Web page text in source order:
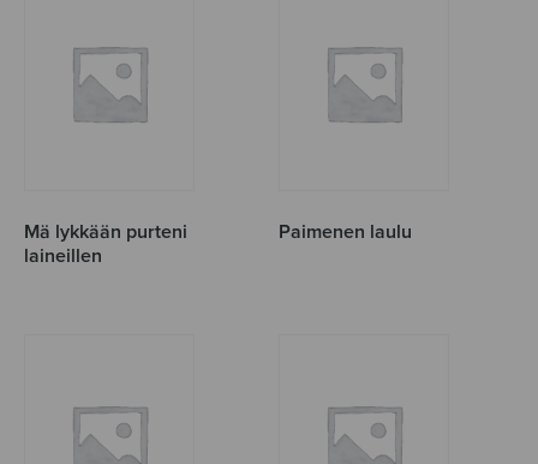
Mä lykkään purteni
laineillen
Paimenen laulu